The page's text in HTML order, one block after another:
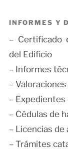
INFORMES Y
– Certificado
del Edificio
– Informes
–
– Expedientes
– Cédulas de
– Licencias de
– Trámites